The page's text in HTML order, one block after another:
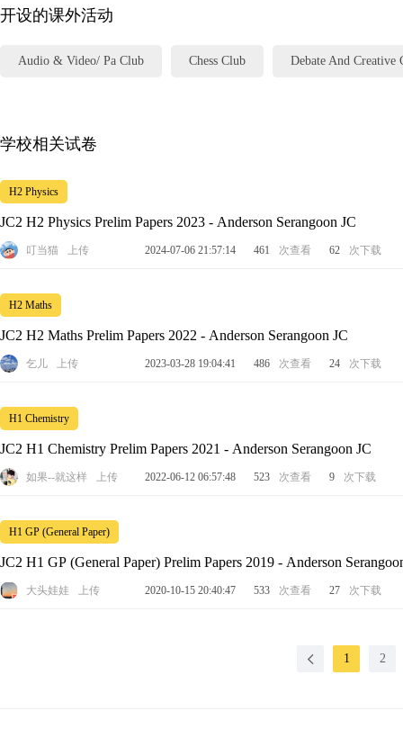
H2 ART
H2 Economics
H2 LITERATURE IN ENGLISH H2 MALAY LANGUAGE &
H2 MATHEMATICS
H3 BIOLOGY H3 CHEMISTRY H3 ECONOMICS
NTU SEMICONDUCTOR PHYSICS & DEVICES NUS
NUS-MOE HUMANITIES & SOC SCI RESEARCH (HIST)
NUS-MOE HUMANITIES & SOC SCI RESEARCH (LIT)
开设的课外活动
Audio & Video/ Pa Club Chess Club Debate And Creative
Football
Table Tennis Taekwondo Tennis Touch Football
学校相关试卷
H2 Physics
JC2 H2 Physics Prelim Papers 2023 - Anderson Serangoon JC
叮当猫 上传 2024-07-06 21:57:14 461 次查看 62 次下载
H2 Maths
JC2 H2 Maths Prelim Papers 2022 - Anderson Serangoon JC
乞儿 上传 2023-03-28 19:04:41 486 次查看 24 次下载
H1 Chemistry
JC2 H1 Chemistry Prelim Papers 2021 - Anderson Serangoon JC
如果--就这样 上传 2022-06-12 06:57:48 523 次查看 9 次下载
H1 GP (General Paper)
JC2 H1 GP (General Paper) Prelim Papers 2019 - Anderson
JC
大头娃娃 上传 2020-10-15 20:40:47 533 次查看 27 次下载
1 2